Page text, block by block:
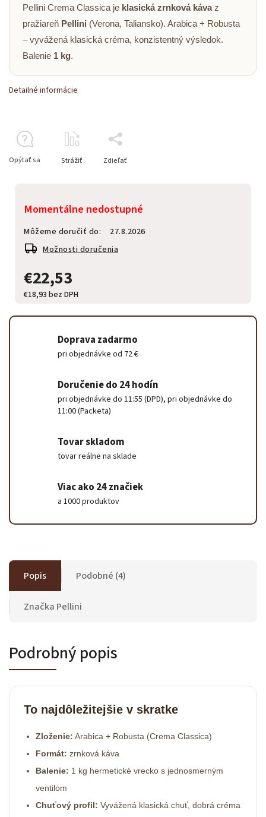
€22,53
€18,93 bez DPH
Momentálne nedostupné
Môžeme doručiť do:
27.8.2026
Možnosti doručenia
Pellini Crema Classica je klasická zrnková kávaz
pražiareň Pellini (Verona, Taliansko). Arabica + Robusta
– vyvážená klasická créma, konzistentný výsledok.
Balenie 1 kg.
Detailné informácie
Opýtať sa Strážiť Zdieľať
Doprava zadarmo
pri objednávke od 72 €
Doručenie do 24 hodín
pri objednávke do 11:55 (DPD), pri objednávke do
11:00 (Packeta)
Tovar skladom
tovar reálne na sklade
Viac ako 24 značiek
a 1000 produktov
Popis Podobné (4)
Značka Pellini
Podrobný popis
To najdôležitejšie v skratke
Zloženie: Arabica + Robusta (Crema Classica)
Formát: zrnková káva
Balenie: 1 kg hermetické vrecko s jednosmerným
ventilom
Chuťový profil: Vyvážená klasická chuť, dobrá créma